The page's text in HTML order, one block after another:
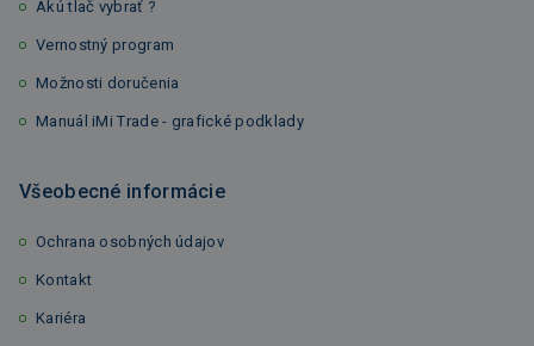
Akú tlač vybrať ?
Vernostný program
Možnosti doručenia
Manuál iMi Trade - grafické podklady
Všeobecné informácie
Ochrana osobných údajov
Kontakt
Kariéra